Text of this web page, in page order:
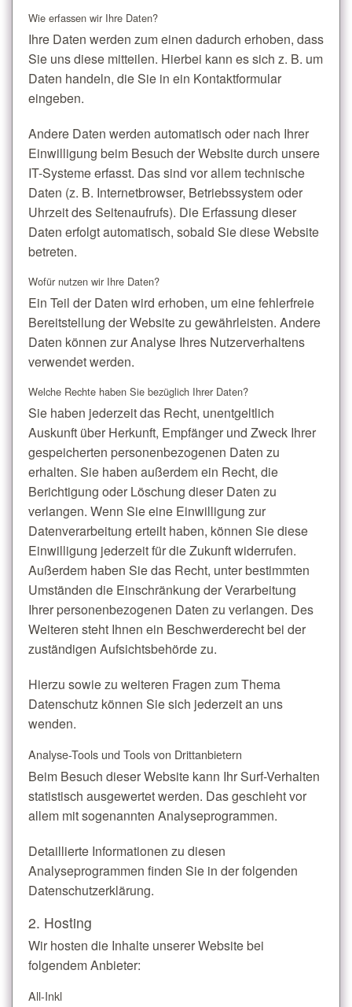
Wie erfassen wir Ihre Daten?
Ihre Daten werden zum einen dadurch erhoben, dass
Sie uns diese mitteilen. Hierbei kann es sich z. B. um
Daten handeln, die Sie in ein Kontaktformular
eingeben.
Andere Daten werden automatisch oder nach Ihrer
Einwilligung beim Besuch der Website durch unsere
IT-Systeme erfasst. Das sind vor allem technische
Daten (z. B. Internetbrowser, Betriebssystem oder
Uhrzeit des Seitenaufrufs). Die Erfassung dieser
Daten erfolgt automatisch, sobald Sie diese Website
betreten.
Wofür nutzen wir Ihre Daten?
Ein Teil der Daten wird erhoben, um eine fehlerfreie
Bereitstellung der Website zu gewährleisten. Andere
Daten können zur Analyse Ihres Nutzerverhaltens
verwendet werden.
Welche Rechte haben Sie bezüglich Ihrer Daten?
Sie haben jederzeit das Recht, unentgeltlich
Auskunft über Herkunft, Empfänger und Zweck Ihrer
gespeicherten personenbezogenen Daten zu
erhalten. Sie haben außerdem ein Recht, die
Berichtigung oder Löschung dieser Daten zu
verlangen. Wenn Sie eine Einwilligung zur
Datenverarbeitung erteilt haben, können Sie diese
Einwilligung jederzeit für die Zukunft widerrufen.
Außerdem haben Sie das Recht, unter bestimmten
Umständen die Einschränkung der Verarbeitung
Ihrer personenbezogenen Daten zu verlangen. Des
Weiteren steht Ihnen ein Beschwerderecht bei der
zuständigen Aufsichtsbehörde zu.
Hierzu sowie zu weiteren Fragen zum Thema
Datenschutz können Sie sich jederzeit an uns
wenden.
Analyse-Tools und Tools von Dritt­anbietern
Beim Besuch dieser Website kann Ihr Surf-Verhalten
statistisch ausgewertet werden. Das geschieht vor
allem mit sogenannten Analyseprogrammen.
Detaillierte Informationen zu diesen
Analyseprogrammen finden Sie in der folgenden
Datenschutzerklärung.
2. Hosting
Wir hosten die Inhalte unserer Website bei
folgendem Anbieter:
All-Inkl